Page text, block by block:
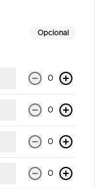
relleno salmón ,
Opcional
0
0
0
0